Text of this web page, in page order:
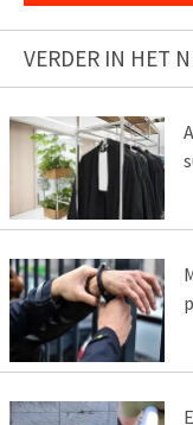
VERDER IN HET